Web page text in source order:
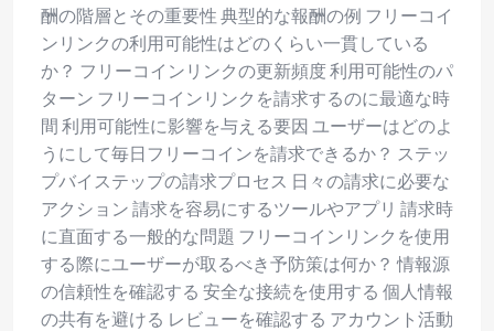
酬の階層とその重要性 典型的な報酬の例 フリーコイ
ンリンクの利用可能性はどのくらい一貫している
か？ フリーコインリンクの更新頻度 利用可能性のパ
ターン フリーコインリンクを請求するのに最適な時
間 利用可能性に影響を与える要因 ユーザーはどのよ
うにして毎日フリーコインを請求できるか？ ステッ
プバイステップの請求プロセス 日々の請求に必要な
アクション 請求を容易にするツールやアプリ 請求時
に直面する一般的な問題 フリーコインリンクを使用
する際にユーザーが取るべき予防策は何か？ 情報源
の信頼性を確認する 安全な接続を使用する 個人情報
の共有を避ける レビューを確認する アカウント活動